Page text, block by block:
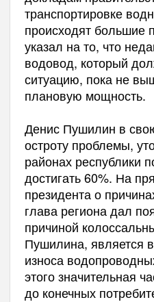
транспортировке
происходят большие
указал на то, что
водовод, который
ситуацию, пока не
плановую мощность.
Денис Пушилин в
остроту проблемы,
районах республики
достигать 60%. На
президента о
глава региона дал
причиной
Пушилина, является
износа
этого значительная
до конечных